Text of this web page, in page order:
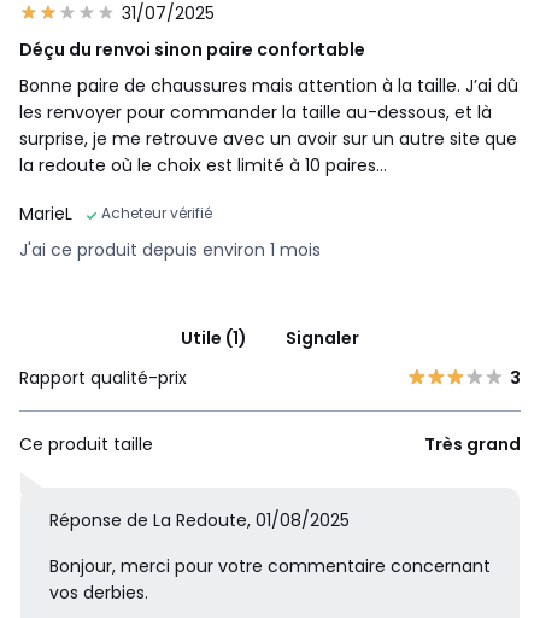
31/07/2025
Déçu du renvoi sinon paire confortable
Bonne paire de chaussures mais attention à la taille. J’ai dû
les renvoyer pour commander la taille au-dessous, et là
surprise, je me retrouve avec un avoir sur un autre site que
la redoute où le choix est limité à 10 paires…
MarieL
Acheteur vérifié
J'ai ce produit depuis environ 1 mois
Utile (1)
Signaler
Rapport qualité-prix
3
Ce produit taille Très grand
Réponse de La Redoute, 01/08/2025
Bonjour, merci pour votre commentaire concernant
vos derbies.